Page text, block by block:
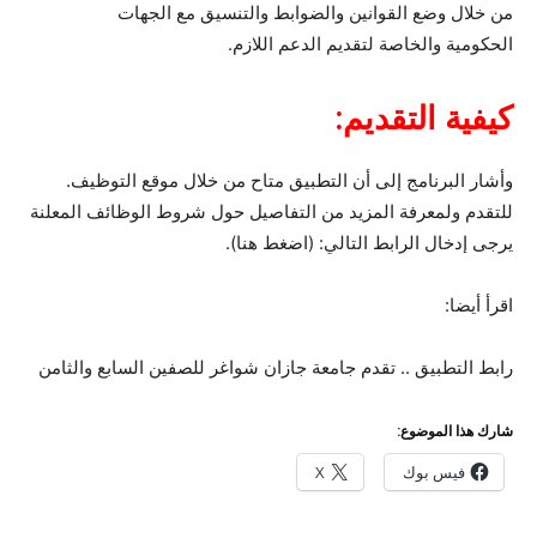
من خلال وضع القوانين والضوابط والتنسيق مع الجهات
الحكومية والخاصة لتقديم الدعم اللازم.
كيفية التقديم:
وأشار البرنامج إلى أن التطبيق متاح من خلال موقع التوظيف.
للتقدم ولمعرفة المزيد من التفاصيل حول شروط الوظائف المعلنة
يرجى إدخال الرابط التالي: (اضغط هنا).
اقرأ أيضا:
رابط التطبيق .. تقدم جامعة جازان شواغر للصفين السابع والثامن
شارك هذا الموضوع:
فيس بوك X